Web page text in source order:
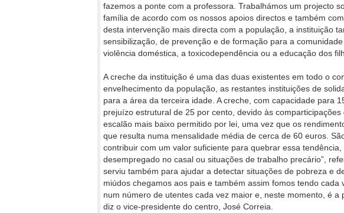
fazemos a ponte com a professora. Trabalhámos um projecto
família de acordo com os nossos apoios directos e também
desta intervenção mais directa com a população, a instituição
sensibilização, de prevenção e de formação para a
violência doméstica, a toxicodependência ou a educação dos
A creche da instituição é uma das duas existentes em todo o
envelhecimento da população, as restantes instituições de
para a área da terceira idade. A creche, com capacidade para
prejuízo estrutural de 25 por cento, devido às
escalão mais baixo permitido por lei, uma vez que os
que resulta numa mensalidade média de cerca de 60 euros.
contribuir com um valor suficiente para quebrar essa
desempregado no casal ou situações de trabalho precário”,
serviu também para ajudar a detectar situações de pobreza e
miúdos chegamos aos pais e também assim fomos tendo cada
num número de utentes cada vez maior e, neste momento, é a
diz o vice-presidente do centro, José Correia.